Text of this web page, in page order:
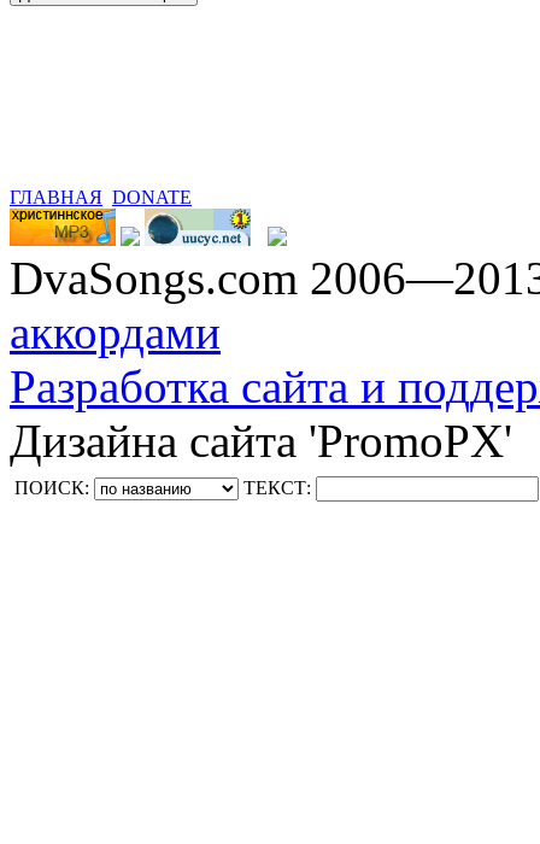
ГЛАВНАЯ DONATE
DvaSongs.com
аккордами
Разработка сайта и
Дизайна сайта 'PromoPX'
ПОИСК: ТЕКСТ: